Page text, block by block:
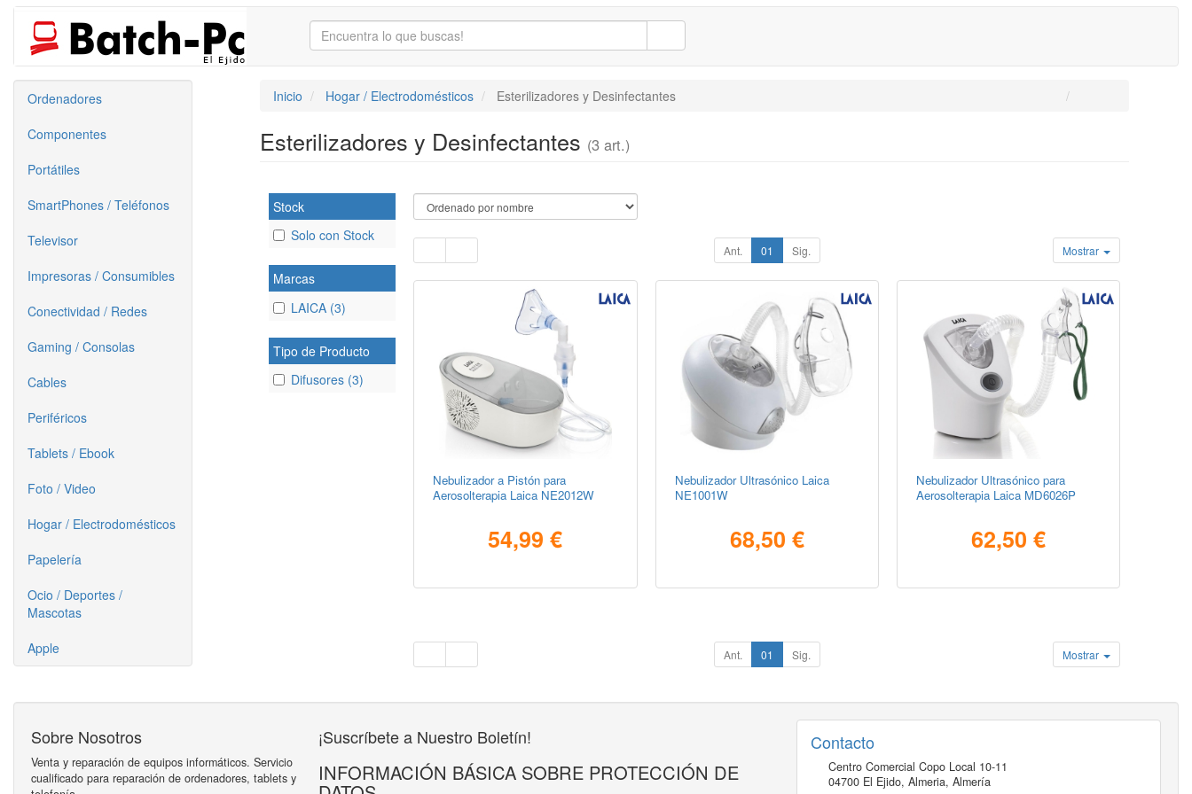
Ordenadores
Componentes
Portátiles
SmartPhones / Teléfonos
Televisor
Impresoras / Consumibles
Conectividad / Redes
Gaming / Consolas
Cables
Periféricos
Tablets / Ebook
Foto / Video
Hogar / Electrodomésticos
Papelería
Ocio / Deportes /
Mascotas
Apple
Inicio Hogar / Electrodomésticos Esterilizadores y Desinfectantes
Esterilizadores y Desinfectantes (3 art.)
Stock
Solo con Stock
Marcas
LAICA (3)
Tipo de Producto
Difusores (3)
Ant. 01 Sig. Mostrar
Nebulizador a Pistón para
Aerosolterapia Laica NE2012W
54,99 €
Nebulizador Ultrasónico Laica
NE1001W
68,50 €
Nebulizador Ultrasónico para
Aerosolterapia Laica MD6026P
62,50 €
Ant. 01 Sig. Mostrar
Sobre Nosotros
Venta y reparación de equipos informáticos. Servicio
cualificado para reparación de ordenadores, tablets y
¡Suscríbete a Nuestro Boletín!
INFORMACIÓN BÁSICA SOBRE PROTECCIÓN DE
Contacto
Centro Comercial Copo Local 10-11
04700 El Ejido, Almeria, Almería